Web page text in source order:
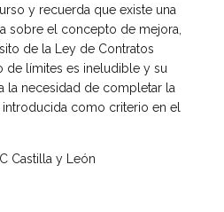
y recuerda que existe una
sobre el concepto de mejora,
de la Ley de Contratos
de límites es ineludible y su
la necesidad de completar la
como criterio en el
Castilla y León